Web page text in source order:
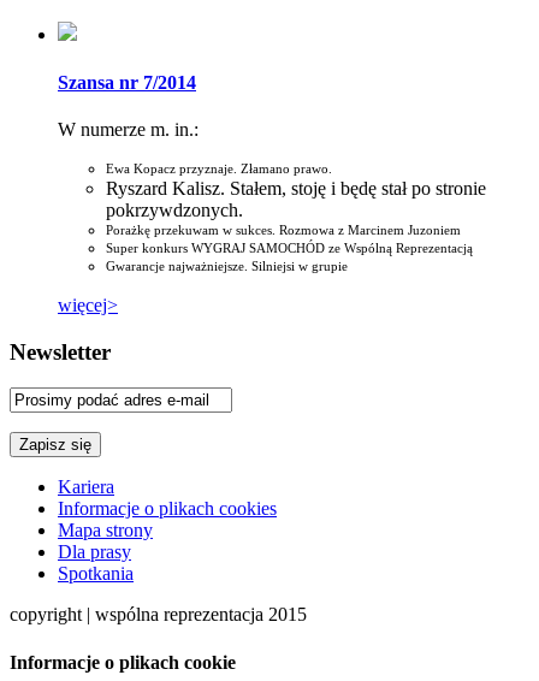
Szansa nr 7/2014
W numerze m. in.:
Ewa Kopacz przyznaje. Złamano prawo.
Ryszard Kalisz. Stałem, stoję i będę stał po stronie
pokrzywdzonych.
Porażkę przekuwam w sukces. Rozmowa z Marcinem Juzoniem
Super konkurs WYGRAJ SAMOCHÓD ze Wspólną Reprezentacją
Gwarancje najważniejsze. Silniejsi w grupie
więcej>
Newsletter
Kariera
Informacje o plikach cookies
Mapa strony
Dla prasy
Spotkania
copyright | wspólna reprezentacja 2015
Informacje o plikach cookie